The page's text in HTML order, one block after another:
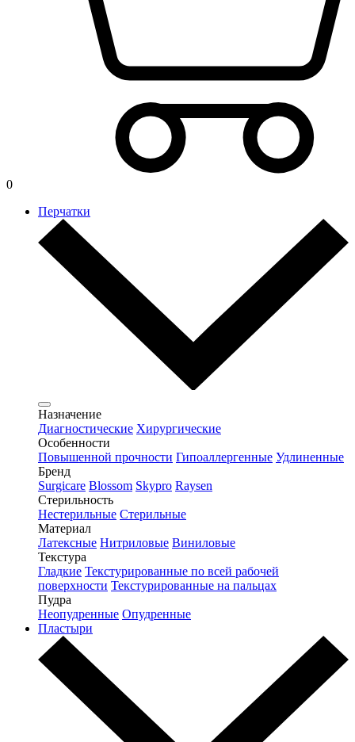
0
Перчатки
Назначение
Диагностические Хирургические
Особенности
Повышенной прочности Гипоаллергенные Удлиненные
Бренд
Surgicare Blossom Skypro Raysen
Стерильность
Нестерильные Стерильные
Материал
Латексные Нитриловые Виниловые
Текстура
Гладкие Текстурированные по всей рабочей
поверхности Текстурированные на пальцах
Пудра
Неопудренные Опудренные
Пластыри